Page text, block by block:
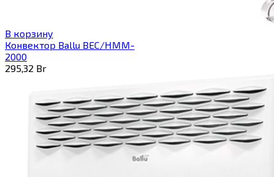
В корзину
Конвектор Ballu BEC/HMM-
2000
295,32 Br